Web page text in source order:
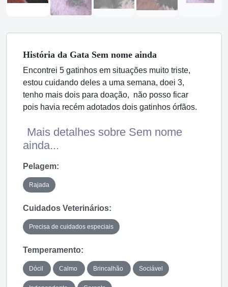
História da Gata Sem nome ainda
Encontrei 5 gatinhos em situações muito triste,
estou cuidando deles a uma semana, doei 3,
tenho mais dois para doação, não posso ficar
pois havia recém adotados dois gatinhos órfãos.
Mais detalhes sobre Sem nome
ainda...
Pelagem:
Rajada
Cuidados Veterinários:
Precisa de cuidados especiais
Temperamento:
Dócil Calmo Brincalhão Sociável